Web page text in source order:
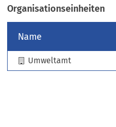
Organisationseinheiten
Name
Umweltamt